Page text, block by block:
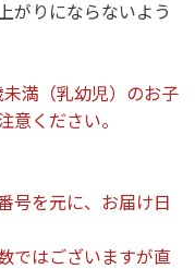
がりにならないよう
満（乳幼児）のお子
意ください。
号を元に、お届け日
ではございますが直